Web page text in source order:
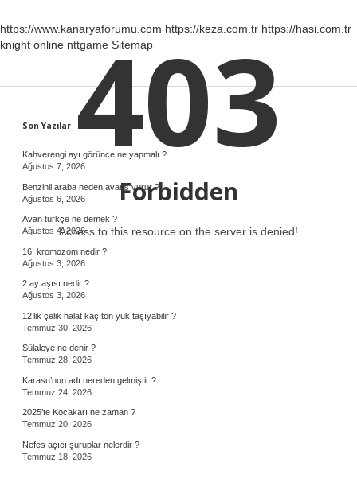
https://www.kanaryaforumu.com https://keza.com.tr https://hasi.com.tr
knight online nttgame Sitemap
Sidebar
Son Yazılar
Kahverengi ayı görünce ne yapmalı ?
Ağustos 7, 2026
Benzinli araba neden avans vurur ?
Ağustos 6, 2026
Avan türkçe ne demek ?
Ağustos 4, 2026
16. kromozom nedir ?
Ağustos 3, 2026
2 ay aşısı nedir ?
Ağustos 3, 2026
12’lik çelik halat kaç ton yük taşıyabilir ?
Temmuz 30, 2026
Sülaleye ne denir ?
Temmuz 28, 2026
Karasu’nun adı nereden gelmiştir ?
Temmuz 24, 2026
2025’te Kocakarı ne zaman ?
Temmuz 20, 2026
Nefes açıcı şuruplar nelerdir ?
Temmuz 18, 2026
403
Forbidden
Access to this resource on the server is denied!